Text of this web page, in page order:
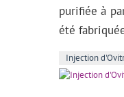
purifiée à
été
Injection